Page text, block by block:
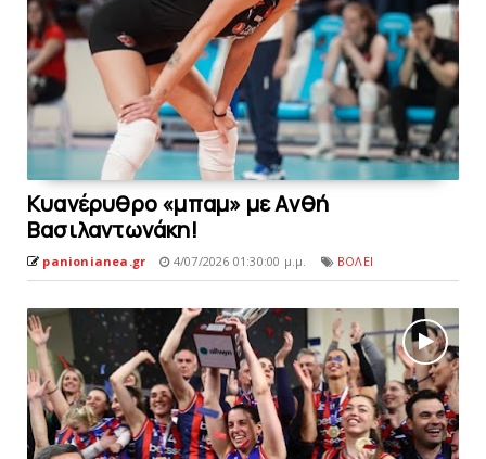
Kυανέρυθρο «μπαμ» με Aνθή
Bασιλαντωνάκη!
panionianea.gr 4/07/2026 01:30:00 μ.μ. ΒΟΛΕΙ